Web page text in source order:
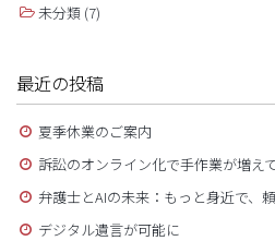
未分類 (7)
最近の投稿
夏季休業のご案内
訴訟のオンライン化で手作業が増え
弁護士とAIの未来：もっと身近で、
デジタル遺言が可能に